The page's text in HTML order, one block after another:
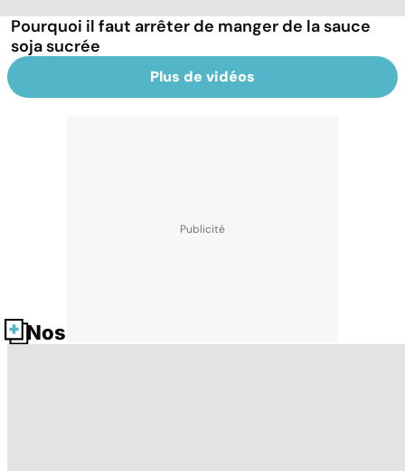
Pourquoi il faut arrêter de manger de la sauce
soja sucrée
Plus de vidéos
Nos fiches santé